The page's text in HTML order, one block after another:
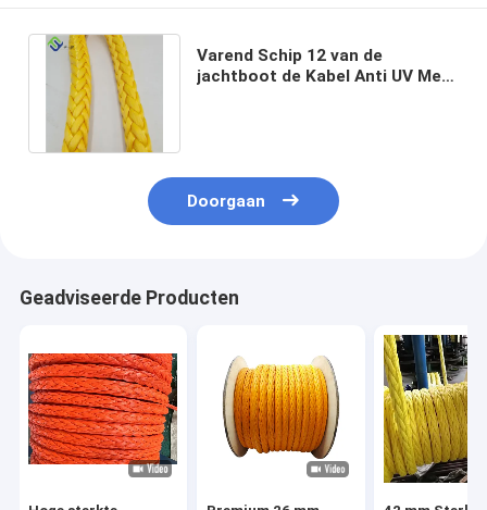
Varend Schip 12 van de
jachtboot de Kabel Anti UV Met
Doorgaan
Geadviseerde Producten